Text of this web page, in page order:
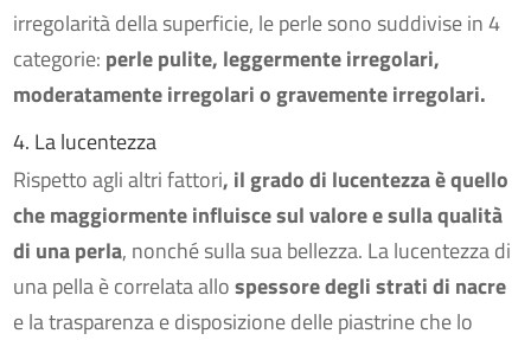
irregolarità della superficie, le perle sono suddivise in 4
categorie: perle pulite, leggermente irregolari,
moderatamente irregolari o gravemente irregolari.
4. La lucentezza
Rispetto agli altri fattori, il grado di lucentezza è quello
che maggiormente influisce sul valore e sulla qualità
di una perla, nonché sulla sua bellezza. La lucentezza di
una pella è correlata allospessore degli strati di nacre
e la trasparenza e disposizione delle piastrine che lo